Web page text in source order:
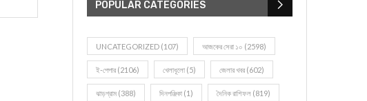
POPULAR CATEGORIES
UNCATEGORIZED (107) আজকের সেরা ১০ (2598)
ই-পেপার (2106) খেলাধূলো (5) জেলার খবর (602)
ঝাড়গ্রাম (388) দিনপঞ্জিকা (1) দৈনিক রাশিফল (819)